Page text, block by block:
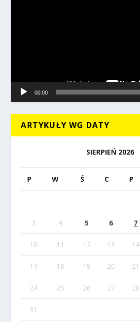
00:00
ARTYKUŁY WG DATY
SIERPIEŃ 2026
P W Ś C P
3 4 5 6 7
10 11 12 13 14
17 18 19 20 21
24 25 26 27 28
31